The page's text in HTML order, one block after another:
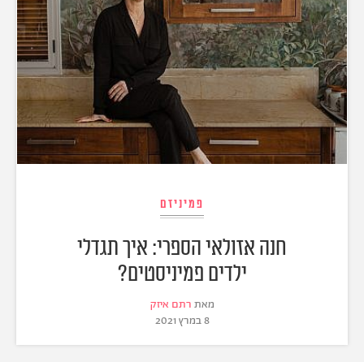
פמיניזם
חנה אזולאי הספרי: איך תגדלי
ילדים פמיניסטים?
מאת רתם איזק
8 במרץ 2021